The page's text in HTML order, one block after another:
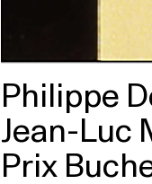
Philippe
Jean-Luc
Prix